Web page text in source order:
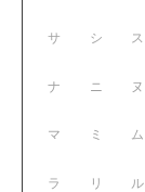
サ シ ス
ナ ニ ヌ
マ ミ ム
ラ リ ル